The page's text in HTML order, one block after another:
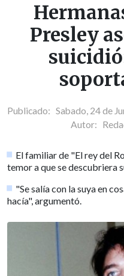
Presley
Publicado: Sabado, 24 de
Autor:
El familiar de "El rey del
temor a que se descubriera
"Se salía con la suya en
hacía", argumentó.